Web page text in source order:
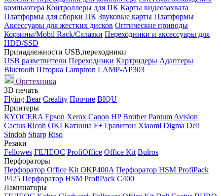
компьютера Контроллеры для ПК Карты видеозахвата
Платформы для сборки ПК Звуковые карты Платформы
Аксессуары для жестких дисков Оптические приводы
Корзины/Mobil Rack/Салазки Переходники и аксессуары для
HDD/SSD
Принадлежности USB,переходники
USB разветвители Переходники Картридеры Адаптеры
Bluetooth Шторка Lamptron LAMP-AP303
Оргтехника
3D печать
Flying Bear Creality Прочие BIQU
Принтеры
KYOCERA Epson Xerox Canon HP Brother Pantum Avision
Cactus Ricoh OKI Катюша F+ Гравитон Xiaomi Digma Deli
Sindoh Sharp Riso
Резаки
Fellowes ГЕЛЕОС ProfiOffice Office Kit Bulros
Перфораторы
Перфоратор Office Kit OKP400A Перфоратор HSM ProfiPack
P425 Перфоратор HSM ProfiPack C400
Ламинаторы